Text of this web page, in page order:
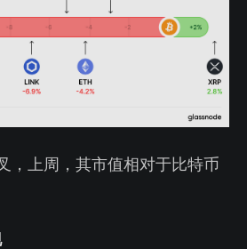
，上周，其市值相对于比特币